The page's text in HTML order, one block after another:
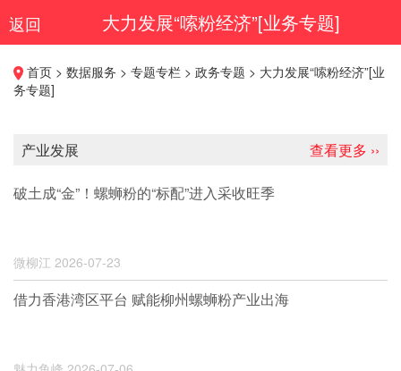
返回 大力发展“嗦粉经济”[业务专题]
首页 > 数据服务 > 专题专栏 > 政务专题 > 大力发展“嗦粉经济”[业
务专题]
查看更多 ››
产业发展
破土成“金”！螺蛳粉的“标配”进入采收旺季
微柳江 2026-07-23
借力香港湾区平台 赋能柳州螺蛳粉产业出海